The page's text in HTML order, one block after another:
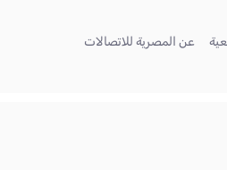
(current) عن المصرية للاتصالات